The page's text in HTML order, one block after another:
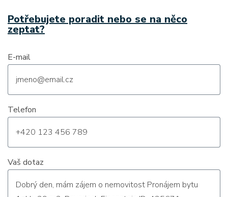
Potřebujete poradit nebo se na něco
zeptat?
E-mail
Telefon
Vaš dotaz